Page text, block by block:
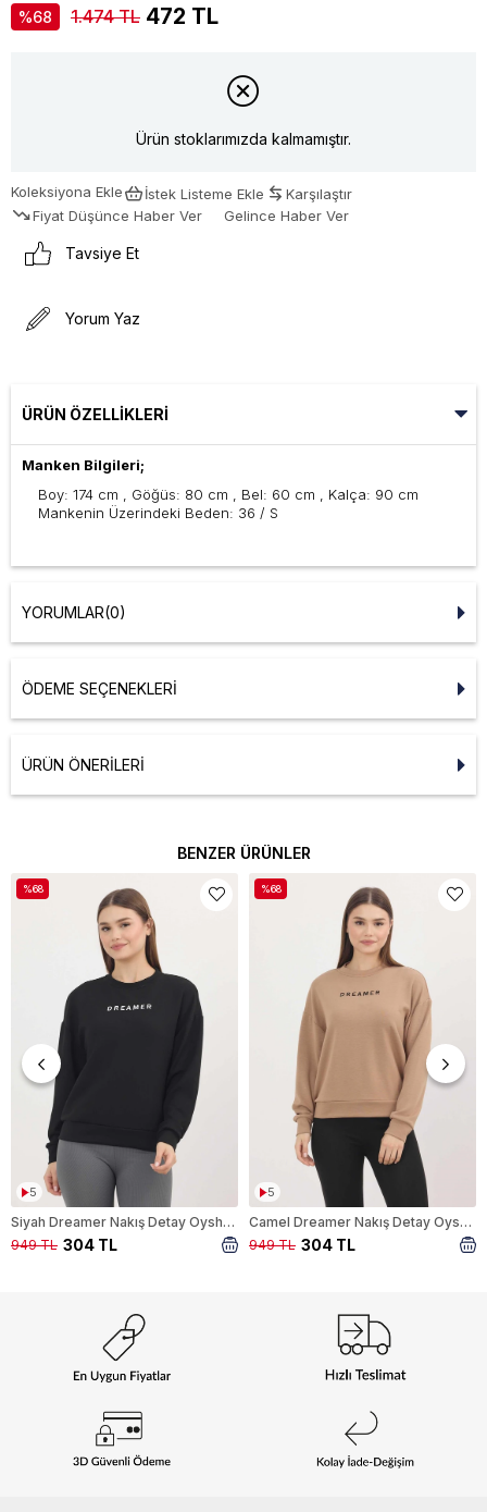
68 1.474 TL 472 TL
Ürün stoklarımızda kalmamıştır.
Koleksiyona Ekle İstek Listeme Ekle
Karşılaştır
Fiyat Düşünce Haber Ver
Gelince Haber Ver
Tavsiye Et
Yorum Yaz
ÜRÜN ÖZELLIKLERI
Manken Bilgileri;
Boy: 174 cm , Göğüs: 80 cm , Bel: 60 cm , Kalça: 90 cm
Mankenin Üzerindeki Beden: 36 / S
YORUMLAR(0)
ÖDEME SEÇENEKLERI
ÜRÜN ÖNERILERI
BENZER ÜRÜNLER
5
Siyah Dreamer Nakış Detay Oysho Sweat 4004
304 TL
949 TL
%68
5
Camel Dreamer Nakış Detay Oysho Sweat 4004
304 TL
949 TL
%68